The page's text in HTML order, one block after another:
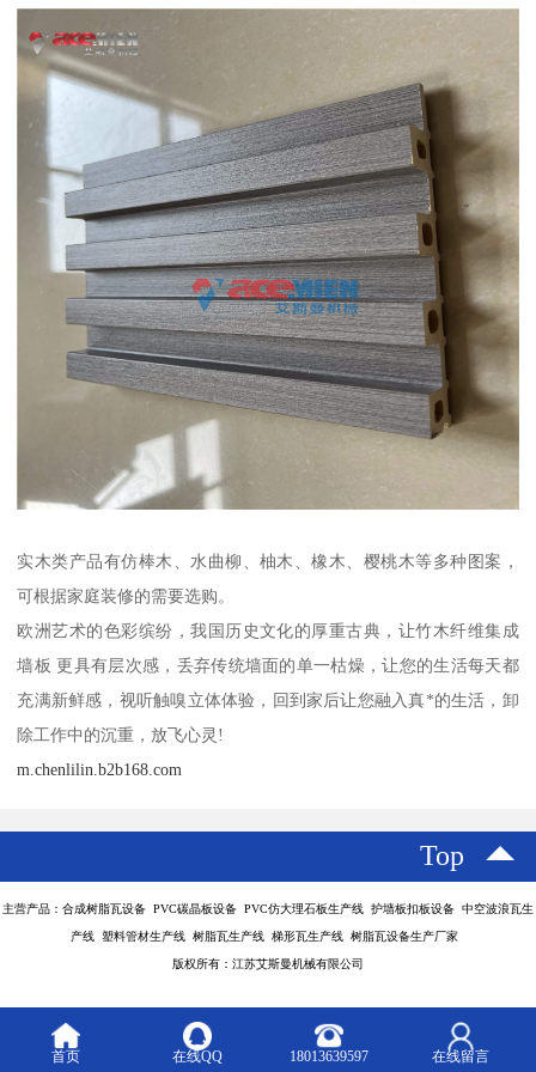
实木类产品有仿棒木、水曲柳、柚木、橡木、樱桃木等多种图案，
可根据家庭装修的需要选购。
欧洲艺术的色彩缤纷，我国历史文化的厚重古典，让竹木纤维集成
墙板 更具有层次感，丢弃传统墙面的单一枯燥，让您的生活每天都
充满新鲜感，视听触嗅立体体验，回到家后让您融入真*的生活，卸
除工作中的沉重，放飞心灵!
m.chenlilin.b2b168.com
Top
主营产品：合成树脂瓦设备 PVC碳晶板设备 PVC仿大理石板生产线 护墙板扣板设备 中空波浪瓦生
产线 塑料管材生产线 树脂瓦生产线 梯形瓦生产线 树脂瓦设备生产厂家
版权所有：江苏艾斯曼机械有限公司
首页 在线QQ 18013639597 在线留言